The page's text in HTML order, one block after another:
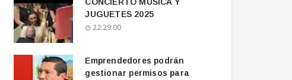
JUGUETES 2025
22:29:00
Emprendedores podrán
gestionar permisos para